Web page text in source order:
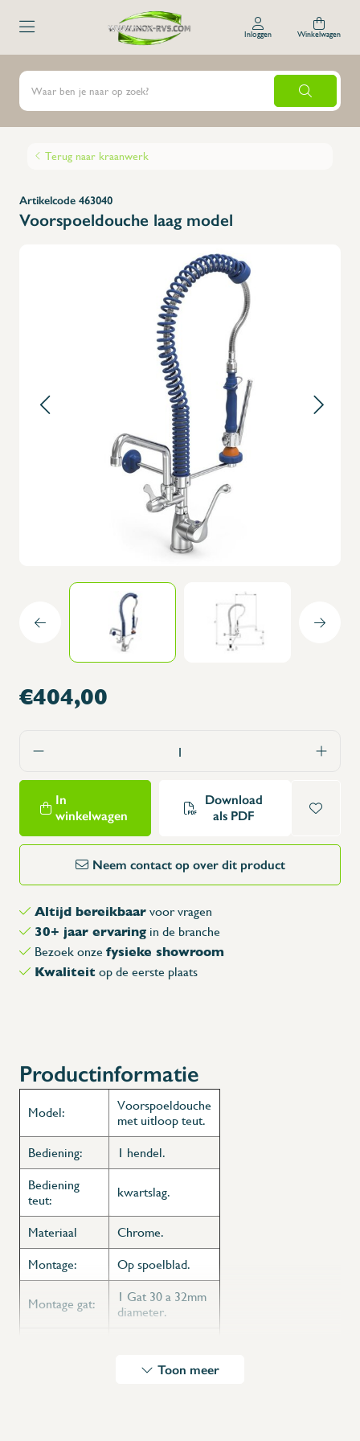
Inloggen Winkelwagen
Terug naar kraanwerk
Artikelcode 463040
Voorspoeldouche laag model
€404,00
In
winkelwagen
Download
als PDF
Neem contact op over dit product
Altijd bereikbaar voor vragen
30+ jaar ervaring in de branche
Bezoek onze fysieke showroom
Kwaliteit op de eerste plaats
Productinformatie
Model:
Voorspoeldouche
met uitloop teut.
Bediening: 1 hendel.
Bediening
teut:
kwartslag.
Materiaal Chrome.
Montage: Op spoelblad.
Montage gat:
1 Gat 30 a 32mm
diameter.
Toon meer